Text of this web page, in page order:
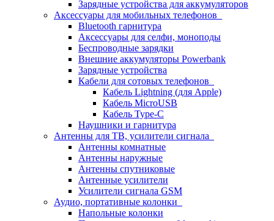
Зарядные устройства для аккумуляторов
Аксессуары для мобильных телефонов
Bluetooth гарнитура
Аксессуары для селфи, моноподы
Беспроводные зарядки
Внешние аккумуляторы Powerbank
Зарядные устройства
Кабели для сотовых телефонов
Кабель Lightning (для Apple)
Кабель MicroUSB
Кабель Type-C
Наушники и гарнитура
Антенны для ТВ, усилители сигнала
Антенны комнатные
Антенны наружные
Антенны спутниковые
Антенные усилители
Усилители сигнала GSM
Аудио, портативные колонки
Напольные колонки